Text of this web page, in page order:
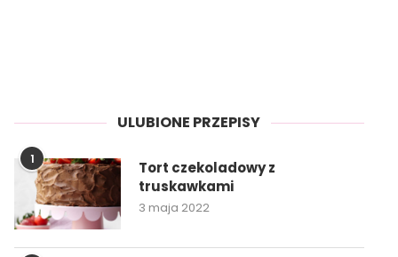
ULUBIONE PRZEPISY
1
Tort czekoladowy z
truskawkami
3 maja 2022